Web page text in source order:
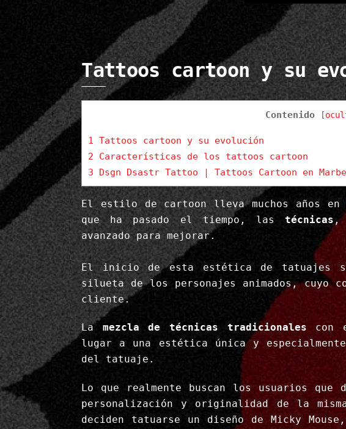
Tattoos cartoon y su
Contenido [
1 Tattoos cartoon y su evolución
2 Características de los tattoos cartoon
3 Dsgn Dsastr Tattoo | Tattoos Cartoon en
El estilo de cartoon lleva muchos años en
que ha pasado el tiempo, las técnicas ,
avanzado para mejorar.
El inicio de esta estética de tatuajes se
silueta de los personajes animados,
cliente.
La mezcla de técnicas tradicionales con
lugar a una estética única y
del tatuaje.
Lo que realmente buscan los usuarios
personalización y originalidad de la
deciden tatuarse un diseño de Micky